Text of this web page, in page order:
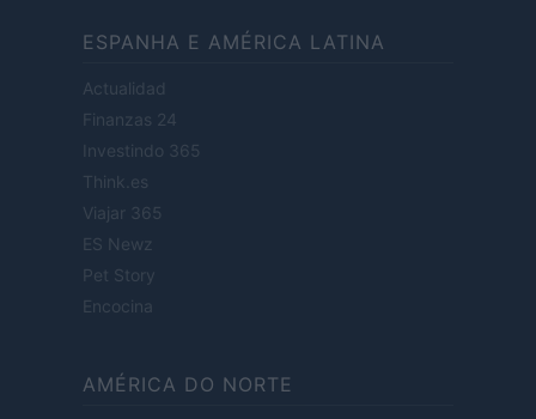
ESPANHA E AMÉRICA LATINA
Actualidad
Finanzas 24
Investindo 365
Think.es
Viajar 365
ES Newz
Pet Story
Encocina
AMÉRICA DO NORTE